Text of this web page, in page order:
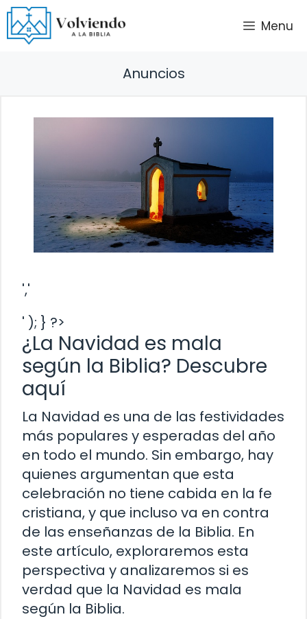
Saltar
al
contenido
Menu
Anuncios
','
' ); } ?>
¿La Navidad es mala
según la Biblia? Descubre
aquí
La Navidad es una de las festividades
más populares y esperadas del año
en todo el mundo. Sin embargo, hay
quienes argumentan que esta
celebración no tiene cabida en la fe
cristiana, y que incluso va en contra
de las enseñanzas de la Biblia. En
este artículo, exploraremos esta
perspectiva y analizaremos si es
verdad que la Navidad es mala
según la Biblia.